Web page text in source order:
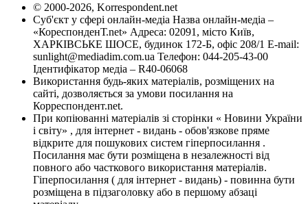
© 2000-2026, Korrespondent.net
Суб'єкт у сфері онлайн-медіа Назва онлайн-медіа –
«КореспонденТ.net» Адреса: 02091, місто Київ,
ХАРКІВСЬКЕ ШОСЕ, будинок 172-Б, офіс 208/1 E-mail:
sunlight@mediadim.com.ua Телефон: 044-205-43-00
Ідентифікатор медіа – R40-06068
Використання будь-яких матеріалів, розміщених на
сайті, дозволяється за умови посилання на
Корреспондент.net.
При копіюванні матеріалів зі сторінки « Новини України
і світу» , для інтернет - видань - обов'язкове пряме
відкрите для пошукових систем гіперпосилання .
Посилання має бути розміщена в незалежності від
повного або часткового використання матеріалів.
Гіперпосилання ( для інтернет - видань) - повинна бути
розміщена в підзаголовку або в першому абзаці